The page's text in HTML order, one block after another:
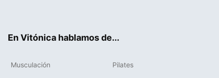
En Vitónica hablamos de...
Musculación Pilates